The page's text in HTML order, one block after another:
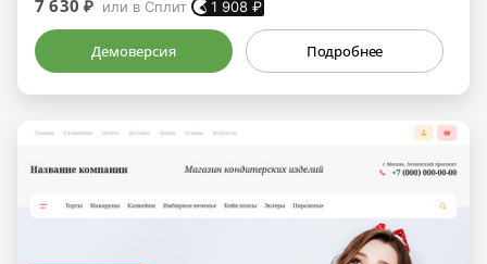
7 630 ₽ или в Сплит 1 908 ₽
Демоверсия Подробнее